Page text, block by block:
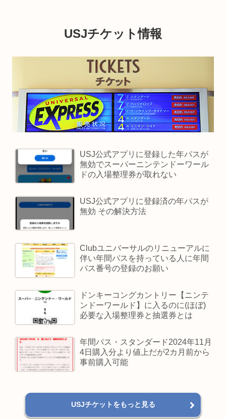
USJチケット情報
USJ公式アプリに登録した年パスが
無効でスーパーニンテンドーワール
ドの入場整理券が取れない
USJ公式アプリに登録済の年パスが
無効 その解決方法
Clubユニバーサルのリニューアルに
伴い年間パスを持っている人に年間
パス番号の登録のお願い
ドンキーコングカントリー【ニンテ
ンドーワールド】に入るのに(ほぼ)
必要な入場整理券と抽選券とは
年間パス・スタンダード2024年11月
4日購入分より値上だが2カ月前から
事前購入可能
USJチケットをもっと見る